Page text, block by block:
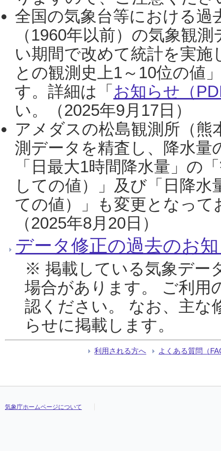
全国の気象台等における過
（1960年以前）の気象観
い期間で改めて統計を実
との観測史上1～10位の値
す。詳細は「 お知らせ（
い。（2025年9月17日）
アメダスの松島観測所（熊
測データを精査し、降水
「日最大1時間降水量」の
しての値）」及び「日降
ての値）」も変更となっ
（2025年8月20日）
データ修正の過去のお
※ 掲載している気象デー
場合があります。 ご利用
認ください。 なお、主な
らせに掲載します。
利用される方へ よくある質問（
気象庁ホームページについて